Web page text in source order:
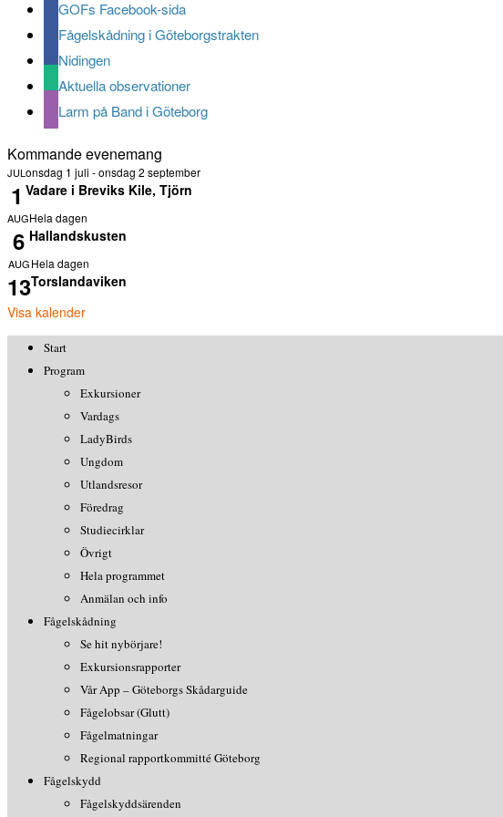
GOFs Facebook-sida
Fågelskådning i Göteborgstrakten
Nidingen
Aktuella observationer
Larm på Band i Göteborg
Kommande evenemang
JUL
1
onsdag 1 juli -onsdag 2 september
Vadare i Breviks Kile, Tjörn
AUG
6
Hela dagen
Hallandskusten
AUG
13
Hela dagen
Torslandaviken
Visa kalender
Start
Program
Exkursioner
Vardags
LadyBirds
Ungdom
Utlandsresor
Föredrag
Studiecirklar
Övrigt
Hela programmet
Anmälan och info
Fågelskådning
Se hit nybörjare!
Exkursionsrapporter
Vår App – Göteborgs Skådarguide
Fågelobsar (Glutt)
Fågelmatningar
Regional rapportkommitté Göteborg
Fågelskydd
Fågelskyddsärenden